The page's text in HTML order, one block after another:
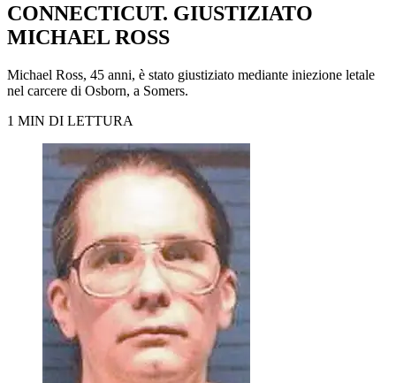
CONNECTICUT. GIUSTIZIATO
MICHAEL ROSS
Michael Ross, 45 anni, è stato giustiziato mediante iniezione letale
nel carcere di Osborn, a Somers.
1 MIN DI LETTURA